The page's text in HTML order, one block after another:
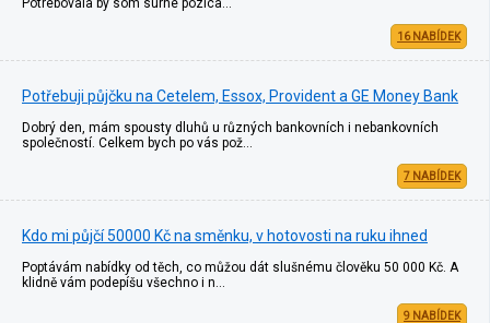
Potrebovala by som surne pozica…
16 NABÍDEK
Potřebuji půjčku na Cetelem, Essox, Provident a GE Money Bank
Dobrý den, mám spousty dluhů u různých bankovních i nebankovních
společností. Celkem bych po vás pož…
7 NABÍDEK
Kdo mi půjčí 50000 Kč na směnku, v hotovosti na ruku ihned
Poptávám nabídky od těch, co můžou dát slušnému člověku 50 000 Kč. A
klidně vám podepíšu všechno i n…
9 NABÍDEK